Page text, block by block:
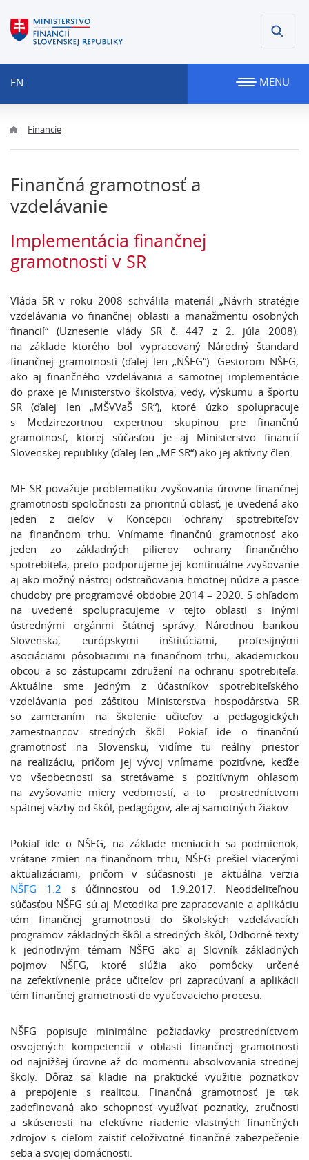
EN MENU
Financie
Finančná gramotnosť a
vzdelávanie
Implementácia finančnej
gramotnosti v SR
Vláda SR v roku 2008 schválila materiál „Návrh stratégie
vzdelávania vo finančnej oblasti a manažmentu osobných
financií“ (Uznesenie vlády SR č. 447 z 2. júla 2008),
na základe ktorého bol vypracovaný Národný štandard
finančnej gramotnosti (ďalej len „NŠFG“). Gestorom NŠFG,
ako aj finančného vzdelávania a samotnej implementácie
do praxe je Ministerstvo školstva, vedy, výskumu a športu
SR (ďalej len „MŠVVaŠ SR“), ktoré úzko spolupracuje
s Medzirezortnou expertnou skupinou pre finančnú
gramotnosť, ktorej súčasťou je aj Ministerstvo financií
Slovenskej republiky (ďalej len „MF SR“) ako jej aktívny člen.
MF SR považuje problematiku zvyšovania úrovne finančnej
gramotnosti spoločnosti za prioritnú oblasť, je uvedená ako
jeden z cieľov v Koncepcii ochrany spotrebiteľov
na finančnom trhu. Vnímame finančnú gramotnosť ako
jeden zo základných pilierov ochrany finančného
spotrebiteľa, preto podporujeme jej kontinuálne zvyšovanie
aj ako možný nástroj odstraňovania hmotnej núdze a pasce
chudoby pre programové obdobie 2014 – 2020. S ohľadom
na uvedené spolupracujeme v tejto oblasti s inými
ústrednými orgánmi štátnej správy, Národnou bankou
Slovenska, európskymi inštitúciami, profesijnými
asociáciami pôsobiacimi na finančnom trhu, akademickou
obcou a so zástupcami združení na ochranu spotrebiteľa.
Aktuálne sme jedným z účastníkov spotrebiteľského
vzdelávania pod záštitou Ministerstva hospodárstva SR
so zameraním na školenie učiteľov a pedagogických
zamestnancov stredných škôl. Pokiaľ ide o finančnú
gramotnosť na Slovensku, vidíme tu reálny priestor
na realizáciu, pričom jej vývoj vnímame pozitívne, keďže
vo všeobecnosti sa stretávame s pozitívnym ohlasom
na zvyšovanie miery vedomostí, a to prostredníctvom
spätnej väzby od škôl, pedagógov, ale aj samotných žiakov.
Pokiaľ ide o NŠFG, na základe meniacich sa podmienok,
vrátane zmien na finančnom trhu, NŠFG prešiel viacerými
aktualizáciami, pričom v súčasnosti je aktuálna verzia
NŠFG 1.2 s účinnosťou od 1.9.2017. Neoddeliteľnou
súčasťou NŠFG sú aj Metodika pre zapracovanie a aplikáciu
tém finančnej gramotnosti do školských vzdelávacích
programov základných škôl a stredných škôl, Odborné texty
k jednotlivým témam NŠFG ako aj Slovník základných
pojmov NŠFG, ktoré slúžia ako pomôcky určené
na zefektívnenie práce učiteľov pri zapracúvaní a aplikácii
tém finančnej gramotnosti do vyučovacieho procesu.
NŠFG popisuje minimálne požiadavky prostredníctvom
osvojených kompetencií v oblasti finančnej gramotnosti
od najnižšej úrovne až do momentu absolvovania strednej
školy. Dôraz sa kladie na praktické využitie poznatkov
a prepojenie s realitou. Finančná gramotnosť je tak
zadefinovaná ako schopnosť využívať poznatky, zručnosti
a skúsenosti na efektívne riadenie vlastných finančných
zdrojov s cieľom zaistiť celoživotné finančné zabezpečenie
seba a svojej domácnosti.